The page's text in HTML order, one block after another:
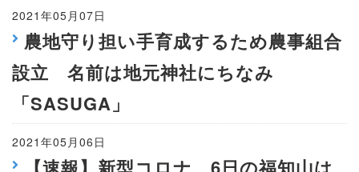
2021年05月07日
農地守り担い手育成するため農事組合
設立 名前は地元神社にちなみ
「SASUGA」
2021年05月06日